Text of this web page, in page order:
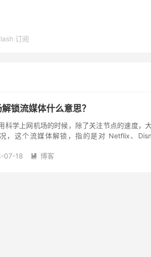
订阅
锁流媒体什么意思？
科学上网机场的时候，除了关注节点的速度，
，这个流媒体解锁，指的是对 Netflix、
07-18  博客